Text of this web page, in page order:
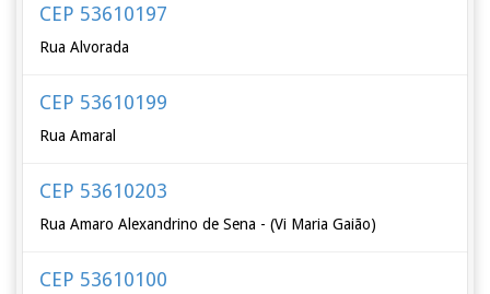
CEP 53610197
Rua Alvorada
CEP 53610199
Rua Amaral
CEP 53610203
Rua Amaro Alexandrino de Sena - (Vi Maria Gaião)
CEP 53610100